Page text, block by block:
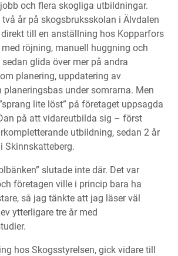
och flera skogliga utbildningar.
år på skogsbruksskolan i Älvdalen
till en anställning hos Kopparfors
röjning, manuell huggning och
glida över mer på andra
planering, uppdatering av
planeringsbas under somrarna. Men
lite löst” på företaget uppsagda
på att vidareutbilda sig – först
utbildning, sedan 2 år
Skinnskatteberg.
slutade inte där. Det var
företagen ville i princip bara ha
så jag tänkte att jag läser väl
ytterligare tre år med
hos Skogsstyrelsen, gick vidare till